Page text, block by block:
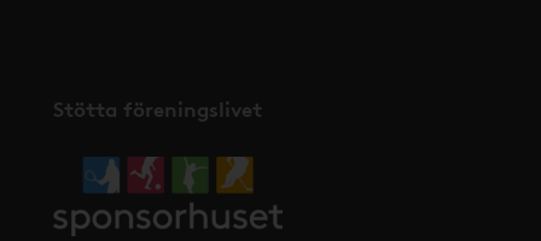
Stötta föreningslivet